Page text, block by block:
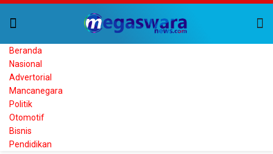
Beranda
Nasional
Advertorial
Mancanegara
Politik
Otomotif
Bisnis
Pendidikan